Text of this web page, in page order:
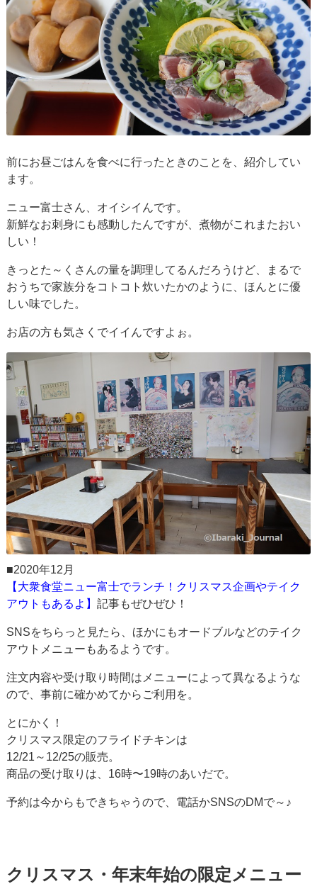
前にお昼ごはんを食べに行ったときのことを、紹介してい
ます。
ニュー富士さん、オイシイんです。
新鮮なお刺身にも感動したんですが、煮物がこれまたおい
しい！
きっとた～くさんの量を調理してるんだろうけど、まるで
おうちで家族分をコトコト炊いたかのように、ほんとに優
しい味でした。
お店の方も気さくでイイんですよぉ。
■2020年12月
【大衆食堂ニュー富士でランチ！クリスマス企画やテイク
アウトもあるよ】記事もぜひぜひ！
SNSをちらっと見たら、ほかにもオードブルなどのテイク
アウトメニューもあるようです。
注文内容や受け取り時間はメニューによって異なるような
ので、事前に確かめてからご利用を。
とにかく！
クリスマス限定のフライドチキンは
12/21～12/25の販売。
商品の受け取りは、16時〜19時のあいだで。
予約は今からもできちゃうので、電話かSNSのDMで～♪
クリスマス・年末年始の限定メニュー